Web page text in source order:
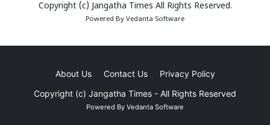
Copyright (c) Jangatha Times All Rights Reserved.
Powered By Vedanta Software
About Us Contact Us
Privacy Policy
Copyright (c) Jangatha Times - All Rights Reserved
Powered By Vedanta Software